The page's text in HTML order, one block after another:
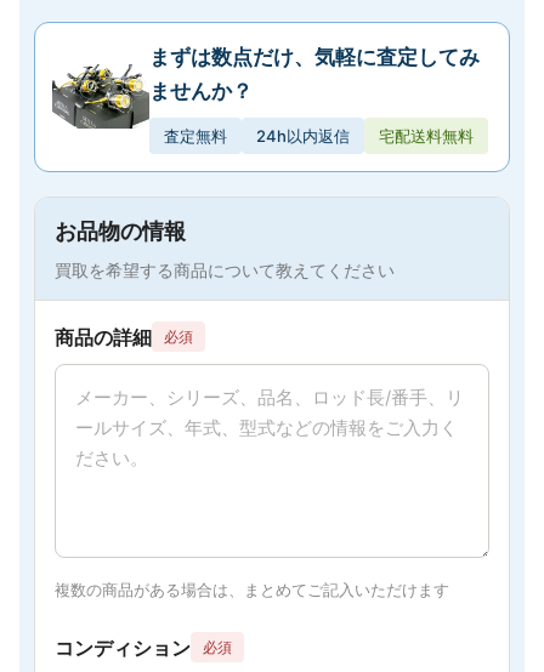
まずは数点だけ、気軽に査定してみ
ませんか？
査定無料 24h以内返信 宅配送料無料
お品物の情報
買取を希望する商品について教えてください
商品の詳細 必須
複数の商品がある場合は、まとめてご記入いただけます
コンディション 必須